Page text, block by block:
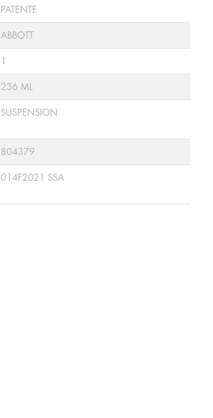
PATENTE
ABBOTT
1
236 ML
SUSPENSION
804379
014F2021 SSA